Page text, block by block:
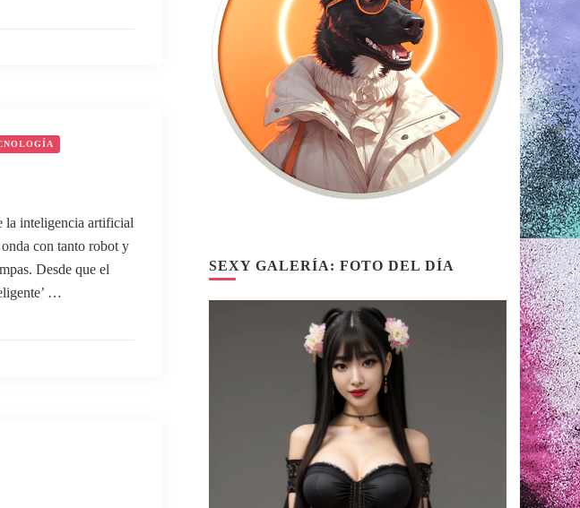
la inteligencia artificial
con tanto robot y
Desde que el
…
SEXY GALERÍA: FOTO DEL DÍA